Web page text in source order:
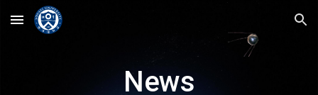
Skip to main content Skip to navigation
News